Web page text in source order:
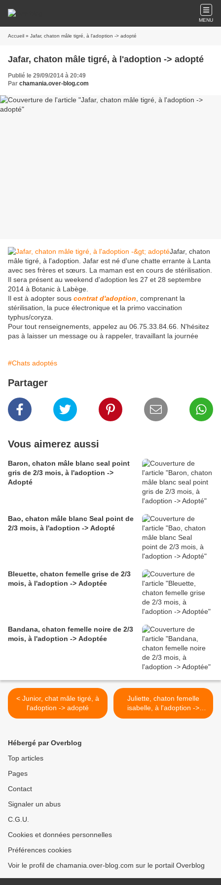
MENU
Accueil » Jafar, chaton mâle tigré, à l'adoption -> adopté
Jafar, chaton mâle tigré, à l'adoption -> adopté
Publié le 29/09/2014 à 20:49
Par chamania.over-blog.com
Jafar, chaton
mâle tigré, à l'adoption. Jafar est né d'une chatte errante à Lanta
avec ses frères et sœurs. La maman est en cours de stérilisation.
Il sera présent au weekend d'adoption les 27 et 28 septembre
2014 à Botanic à Labège.
Il est à adopter sous contrat d'adoption , comprenant la
stérilisation, la puce électronique et la primo vaccination
typhus/coryza.
Pour tout renseignements, appelez au 06.75.33.84.66. N'hésitez
pas à laisser un message ou à rappeler, travaillant la journée
#Chats adoptés
Partager
Vous aimerez aussi
Baron, chaton mâle blanc seal point
gris de 2/3 mois, à l'adoption ->
Adopté
Bao, chaton mâle blanc Seal point de
2/3 mois, à l'adoption -> Adopté
Bleuette, chaton femelle grise de 2/3
mois, à l'adoption -> Adoptée
Bandana, chaton femelle noire de 2/3
mois, à l'adoption -> Adoptée
< Junior, chat mâle tigré, à
l'adoption -> adopté
Juliette, chaton femelle
isabelle, à l'adoption ->
adoptée >
Hébergé par Overblog
Top articles
Pages
Contact
Signaler un abus
C.G.U.
Cookies et données personnelles
Préférences cookies
Voir le profil de chamania.over-blog.com sur le portail Overblog